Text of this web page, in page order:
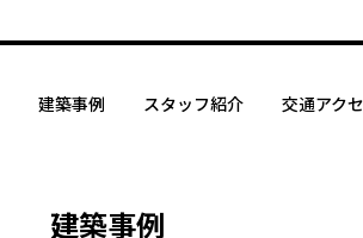
建築事例 スタッフ紹介 交通アク
建築事例